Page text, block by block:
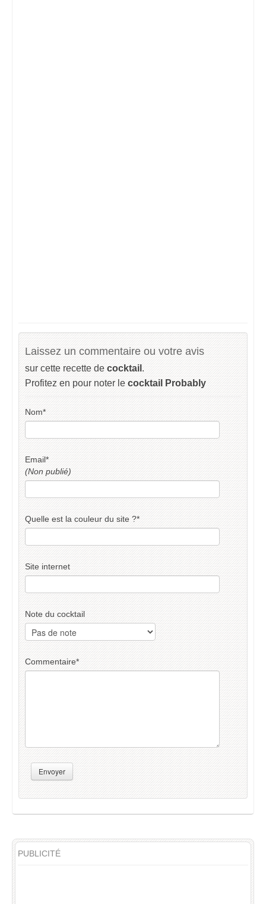
Laissez un commentaire ou votre avis
sur cette recette de cocktail .
Profitez en pour noter le cocktail Probably
Nom*
Email*
(Non publié)
Quelle est la couleur du site ?*
Site internet
Note du cocktail
Commentaire*
Envoyer
PUBLICITÉ